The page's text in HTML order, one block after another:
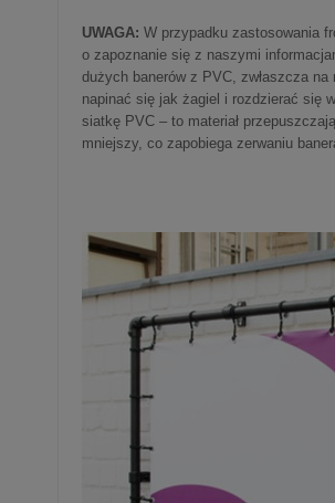
UWAGA: W przypadku zastosowania
o zapoznanie się z naszymi
dużych banerów z PVC, zwłaszcza
napinać się jak żagiel i rozdzierać się
siatkę PVC – to materiał
mniejszy, co zapobiega zerwaniu